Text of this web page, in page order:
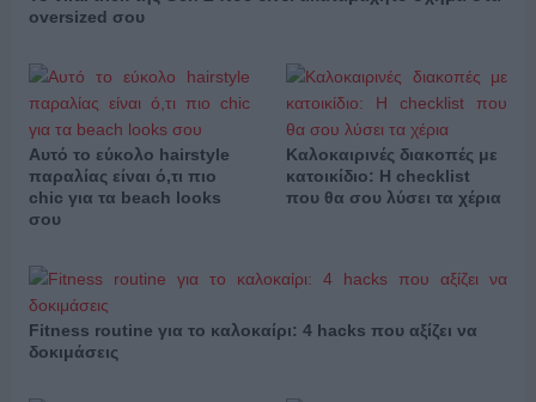
oversized σου
Αυτό το εύκολο hairstyle
παραλίας είναι ό,τι πιο
chic για τα beach looks
σου
Καλοκαιρινές διακοπές με
κατοικίδιο: Η checklist
που θα σου λύσει τα χέρια
Fitness routine για το καλοκαίρι: 4 hacks που αξίζει να
δοκιμάσεις